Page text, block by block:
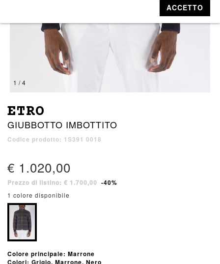
1 / 4
ETRO
GIUBBOTTO IMBOTTITO
Codice prodotto: 1S391 0018
€ 1.020,00
Prezzo di listino: € 1.700,00 -40%
1 colore disponibile
Colore principale: Marrone
Colori: Grigio, Marrone, Nero
ACCETTO